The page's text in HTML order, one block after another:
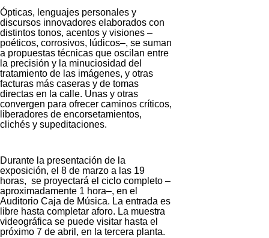
Ópticas, lenguajes personales y
discursos innovadores elaborados con
distintos tonos, acentos y visiones –
poéticos, corrosivos, lúdicos–, se suman
a propuestas técnicas que oscilan entre
la precisión y la minuciosidad del
tratamiento de las imágenes, y otras
facturas más caseras y de tomas
directas en la calle. Unas y otras
convergen para ofrecer caminos críticos,
liberadores de encorsetamientos,
clichés y supeditaciones.
Durante la presentación de la
exposición, el 8 de marzo a las 19
horas, se proyectará el ciclo completo –
aproximadamente 1 hora–, en el
Auditorio Caja de Música. La entrada es
libre hasta completar aforo. La muestra
videográfica se puede visitar hasta el
próximo 7 de abril, en la tercera planta.